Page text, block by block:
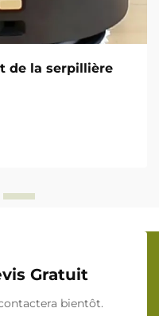
de la serpillière
Gratuit
bientôt.